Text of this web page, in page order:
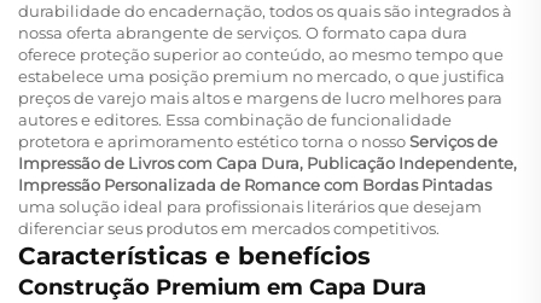
durabilidade do encadernação, todos os quais são integrados à
nossa oferta abrangente de serviços. O formato capa dura
oferece proteção superior ao conteúdo, ao mesmo tempo que
estabelece uma posição premium no mercado, o que justifica
preços de varejo mais altos e margens de lucro melhores para
autores e editores. Essa combinação de funcionalidade
protetora e aprimoramento estético torna o nossoServiços de
Impressão de Livros com Capa Dura, Publicação Independente,
Impressão Personalizada de Romance com Bordas Pintadas
uma solução ideal para profissionais literários que desejam
diferenciar seus produtos em mercados competitivos.
Características e benefícios
Construção Premium em Capa Dura